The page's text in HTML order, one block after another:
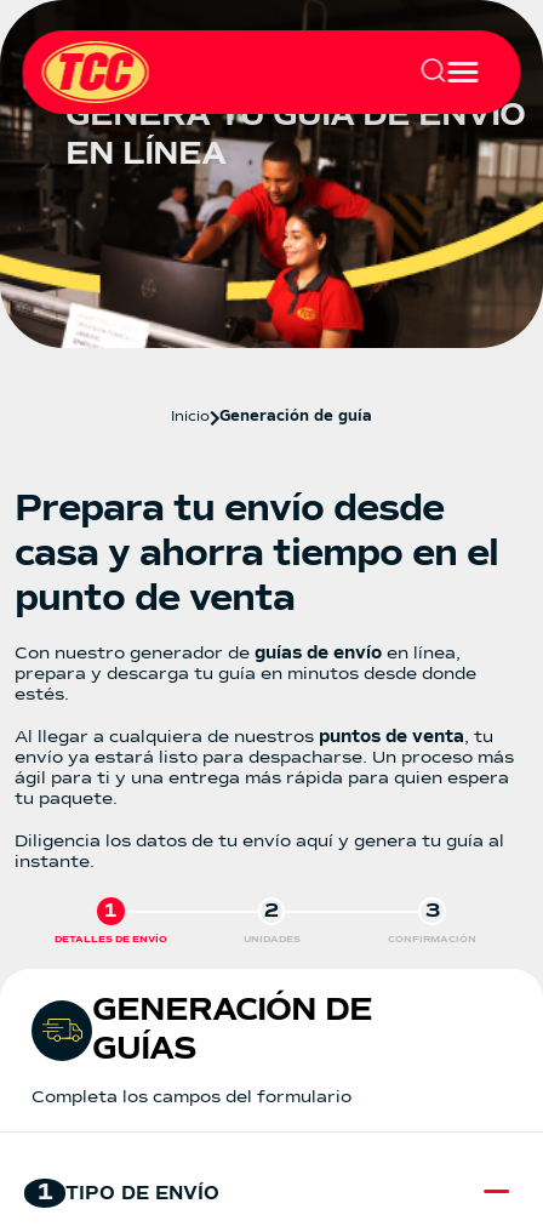
GENERA TU GUÍA DE ENVÍO
EN LÍNEA
Inicio Generación de guía
Prepara tu envío desde
casa y ahorra tiempo en el
punto de venta
Con nuestro generador de guías de envío en línea,
prepara y descarga tu guía en minutos desde donde
estés.
Al llegar a cualquiera de nuestros puntos de venta, tu
envío ya estará listo para despacharse. Un proceso más
ágil para ti y una entrega más rápida para quien espera
tu paquete.
Diligencia los datos de tu envío aquí y genera tu guía al
instante.
1
DETALLES DE ENVÍO
2
UNIDADES
3
CONFIRMACIÓN
GENERACIÓN DE
GUÍAS
Completa los campos del formulario
1 TIPO DE ENVÍO